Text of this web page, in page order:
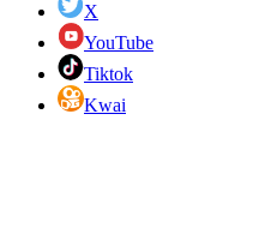
X
YouTube
Tiktok
Kwai